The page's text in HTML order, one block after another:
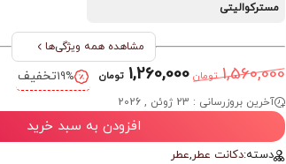
مسترکوالیتی
مشاهده همه ویژگی‌ها
1,560,000 تومان 1,260,000 تومان 19%تخفیف
آخرین بروزرسانی : 23 ژوئن , 2026
افزودن به سبد خرید
دسته:دکانت عطر,عطر